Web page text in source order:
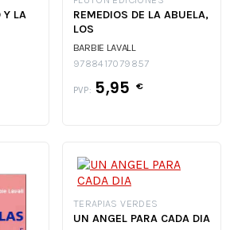
Y LA
REMEDIOS DE LA ABUELA,
LOS
BARBIE LAVALL
9788417079857
PVP: 5,95 €
TERAPIAS VERDES
UN ANGEL PARA CADA DIA